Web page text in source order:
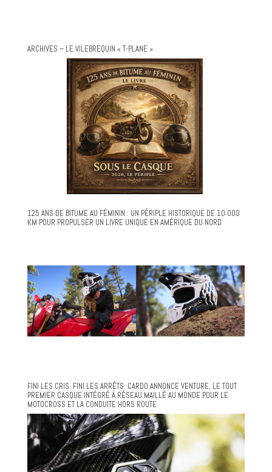
ARCHIVES – LE VILEBREQUIN « T-PLANE »
125 ANS DE BITUME AU FÉMININ : UN PÉRIPLE HISTORIQUE DE 10 000
KM POUR PROPULSER UN LIVRE UNIQUE EN AMÉRIQUE DU NORD
FINI LES CRIS. FINI LES ARRÊTS. CARDO ANNONCE VENTURE, LE TOUT
PREMIER CASQUE INTÉGRÉ À RÉSEAU MAILLÉ AU MONDE POUR LE
MOTOCROSS ET LA CONDUITE HORS ROUTE